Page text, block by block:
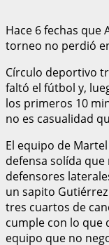
Hace 6 fechas que
torneo no perdió
Círculo deportivo
faltó el fútbol y,
los primeros 10
no es casualidad
El equipo de
defensa solída
defensores
un sapito
tres cuartos de
cumple con lo que
equipo que no